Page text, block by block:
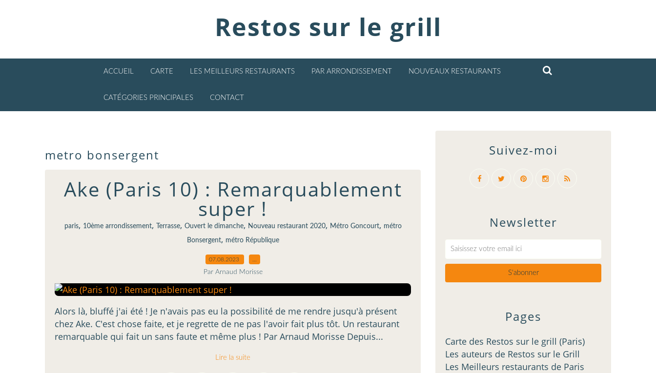
Restos sur le grill
ACCUEIL CARTE LES MEILLEURS RESTAURANTS PAR ARRONDISSEMENT NOUVEAUX RESTAURANTS
CATÉGORIES PRINCIPALES CONTACT
metro bonsergent
Ake (Paris 10) : Remarquablement
super !
paris, 10ème arrondissement, Terrasse, Ouvert le dimanche, Nouveau restaurant 2020, Métro Goncourt, métro
Bonsergent, métro République
07.08.2023
Par Arnaud Morisse
Alors là, bluffé j'ai été ! Je n'avais pas eu la possibilité de me rendre jusqu'à présent
chez Ake. C'est chose faite, et je regrette de ne pas l'avoir fait plus tôt. Un restaurant
remarquable qui fait un sans faute et même plus ! Par Arnaud Morisse Depuis...
Lire la suite
Newsletter
Pages
Carte des Restos sur le grill (Paris)
Les auteurs de Restos sur le Grill
Les Meilleurs restaurants de Paris
Suivez-moi